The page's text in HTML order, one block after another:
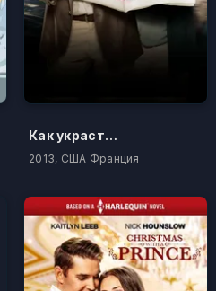
Как украсть бриллиант
2013, США Франция